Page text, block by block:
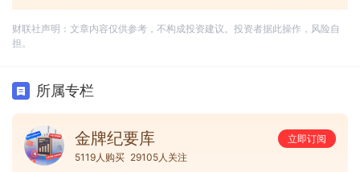
财联社声明：文章内容仅供参考，不构成投资建议。投资者据此操作，风险自
担。
所属专栏
金牌纪要库
立即订阅
5119人购买 29105人关注